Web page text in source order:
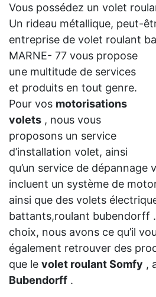
Vous possédez un volet
Un rideau métallique, peut-
entreprise de volet roulant
MARNE- 77 vous propose
une multitude de services
et produits en tout genre.
Pour vos motorisations
volets , nous vous
proposons un service
d’installation volet, ainsi
qu’un service de dépannage
incluent un système de
ainsi que des volets
battants,roulant bubendorff
choix, nous avons ce qu’il
également retrouver des
que le volet roulant Somfy ,
Bubendorff .